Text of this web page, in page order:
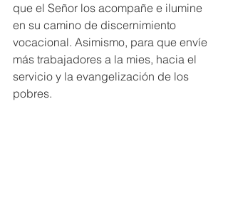
que el Señor los acompañe e ilumine
en su camino de discernimiento
vocacional. Asimismo, para que envíe
más trabajadores a la mies, hacia el
servicio y la evangelización de los
pobres.